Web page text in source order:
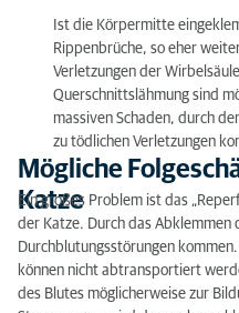
Ist die Körpermitte
Rippenbrüche, so eher
Verletzungen der
Querschnittslähmung sind
massiven Schaden, durch
zu tödlichen Verletzungen
Mögliche
Katze
Ein großes Problem ist das
der Katze. Durch das Abklemmen
Durchblutungsstörungen
können nicht abtransportiert
des Blutes möglicherweise zur